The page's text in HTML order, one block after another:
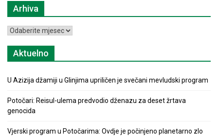
Arhiva
Arhiva
Aktuelno
U Azizija džamiji u Glinjima upriličen je svečani mevludski program
Potočari: Reisul-ulema predvodio dženazu za deset žrtava
genocida
Vjerski program u Potočarima: Ovdje je počinjeno planetarno zlo